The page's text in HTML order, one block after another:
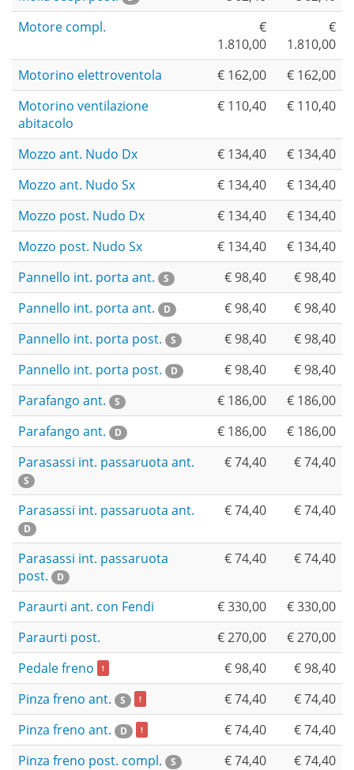
Motore compl.
€
1.810,00
€
1.810,00
Motorino elettroventola
€ 162,00
€ 162,00
Motorino ventilazione
abitacolo
€ 110,40 € 110,40
Mozzo ant. Nudo Dx € 134,40
€ 134,40
Mozzo ant. Nudo Sx
€ 134,40
€ 134,40
Mozzo post. Nudo Dx
€ 134,40
€ 134,40
Mozzo post. Nudo Sx
€ 134,40
€ 134,40
Pannello int. porta ant.
S € 98,40
€ 98,40
Pannello int. porta ant.
D € 98,40
€ 98,40
Pannello int. porta post.
S € 98,40
€ 98,40
Pannello int. porta post.
D € 98,40
€ 98,40
Parafango ant.
S € 186,00
€ 186,00
Parafango ant.
D € 186,00
€ 186,00
Parasassi int. passaruota ant.
S
€ 74,40 € 74,40
Parasassi int. passaruota ant.
D
€ 74,40 € 74,40
Parasassi int. passaruota
post.
D
€ 74,40 € 74,40
Paraurti ant. con Fendi € 330,00
€ 330,00
Paraurti post.
€ 270,00
€ 270,00
Pedale freno
! € 98,40
€ 98,40
Pinza freno ant.
S ! € 74,40
€ 74,40
Pinza freno ant.
D ! € 74,40
€ 74,40
Pinza freno post. compl.
S € 74,40 € 74,40